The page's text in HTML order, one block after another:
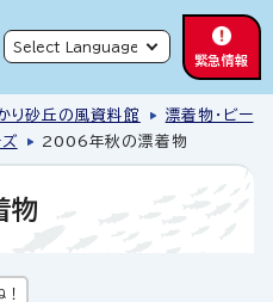
緊急情報
り砂丘の風資料館
漂着物・ビー
2006年秋の漂着物
物
！